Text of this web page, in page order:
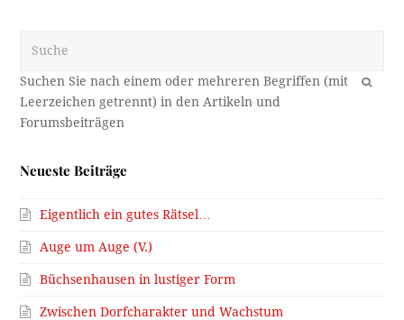
OK
Neueste Beiträge
Eigentlich ein gutes Rätsel…
Auge um Auge (V.)
Büchsenhausen in lustiger Form
Zwischen Dorfcharakter und Wachstum